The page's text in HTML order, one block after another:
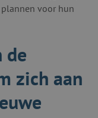
voor hun
de
zich aan